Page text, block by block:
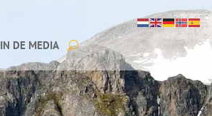
IN DE MEDIA